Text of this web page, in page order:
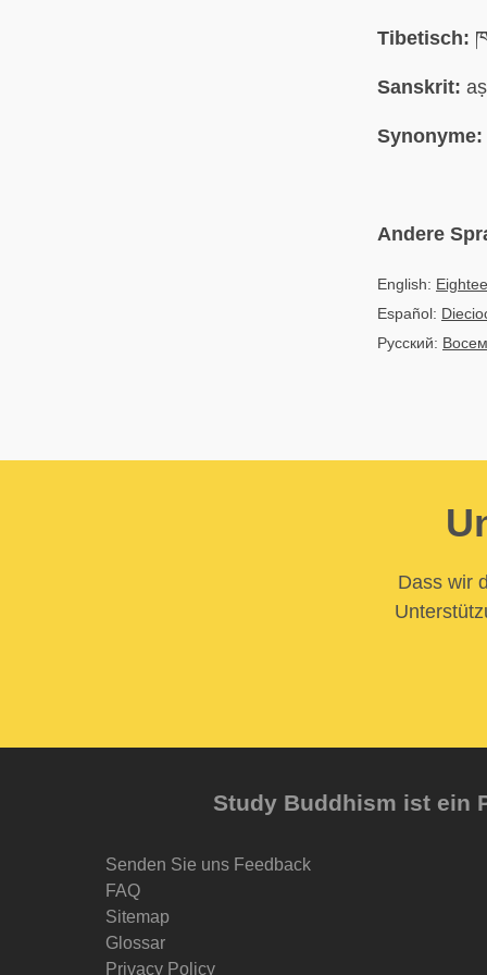
Tibetisch:
Sanskrit:
Synonyme:
Andere
English:
Español:
Русский:
Dass wir
Study Buddhism ist ein
Senden Sie uns Feedback
FAQ
Sitemap
Glossar
Privacy Policy